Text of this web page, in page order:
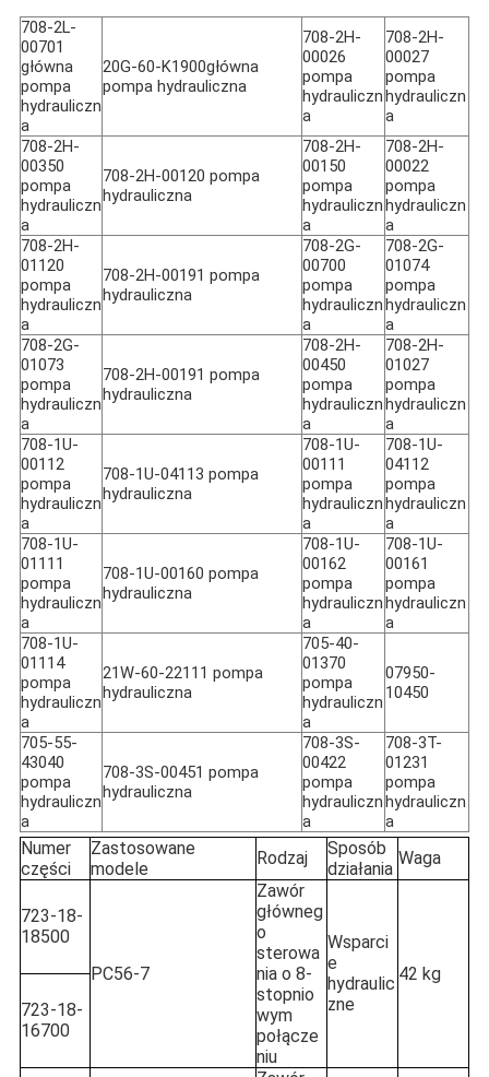
708-2L-
00701
główna
pompa
hydrauliczn
a
20G-60-K1900główna
pompa hydrauliczna
708-2H-
00026
pompa
hydrauliczn
a
708-2H-
00027
pompa
hydrauliczn
a
708-2H-
00350
pompa
hydrauliczn
a
708-2H-00120 pompa
hydrauliczna
708-2H-
00150
pompa
hydrauliczn
a
708-2H-
00022
pompa
hydrauliczn
a
708-2H-
01120
pompa
hydrauliczn
a
708-2H-00191 pompa
hydrauliczna
708-2G-
00700
pompa
hydrauliczn
a
708-2G-
01074
pompa
hydrauliczn
a
708-2G-
01073
pompa
hydrauliczn
a
708-2H-00191 pompa
hydrauliczna
708-2H-
00450
pompa
hydrauliczn
a
708-2H-
01027
pompa
hydrauliczn
a
708-1U-
00112
pompa
hydrauliczn
a
708-1U-04113 pompa
hydrauliczna
708-1U-
00111
pompa
hydrauliczn
a
708-1U-
04112
pompa
hydrauliczn
a
708-1U-
01111
pompa
hydrauliczn
a
708-1U-00160 pompa
hydrauliczna
708-1U-
00162
pompa
hydrauliczn
a
708-1U-
00161
pompa
hydrauliczn
a
708-1U-
01114
pompa
hydrauliczn
a
21W-60-22111 pompa
hydrauliczna
705-40-
01370
pompa
hydrauliczn
a
07950-
10450
705-55-
43040
pompa
hydrauliczn
a
708-3S-00451 pompa
hydrauliczna
708-3S-
00422
pompa
hydrauliczn
a
708-3T-
01231
pompa
hydrauliczn
a
Numer
części
Zastosowane
modele
Rodzaj
Sposób
działania
Waga
723-18-
18500
PC56-7
Zawór
główneg
o
sterowa
nia o 8-
stopnio
wym
połącze
niu
Wsparci
e
hydraulic
zne
42 kg
723-18-
16700